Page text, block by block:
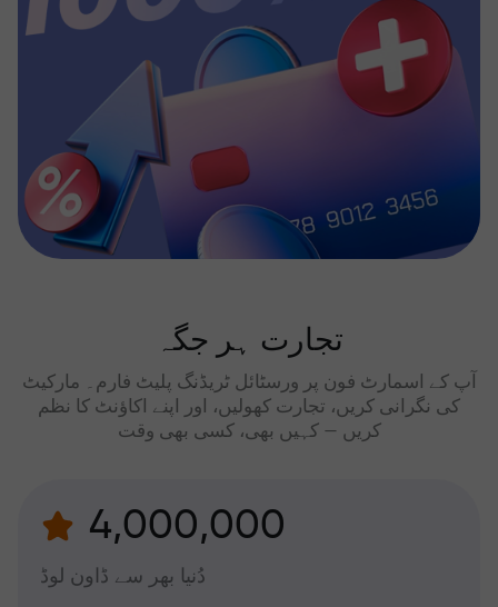
تجارت ہر جگہ
آپ کے اسمارٹ فون پر ورسٹائل ٹریڈنگ پلیٹ فارم۔ مارکیٹ
کی نگرانی کریں، تجارت کھولیں، اور اپنے اکاؤنٹ کا نظم
کریں — کہیں بھی، کسی بھی وقت
4,000,000
دُنیا بھر سے ڈاون لوڈ